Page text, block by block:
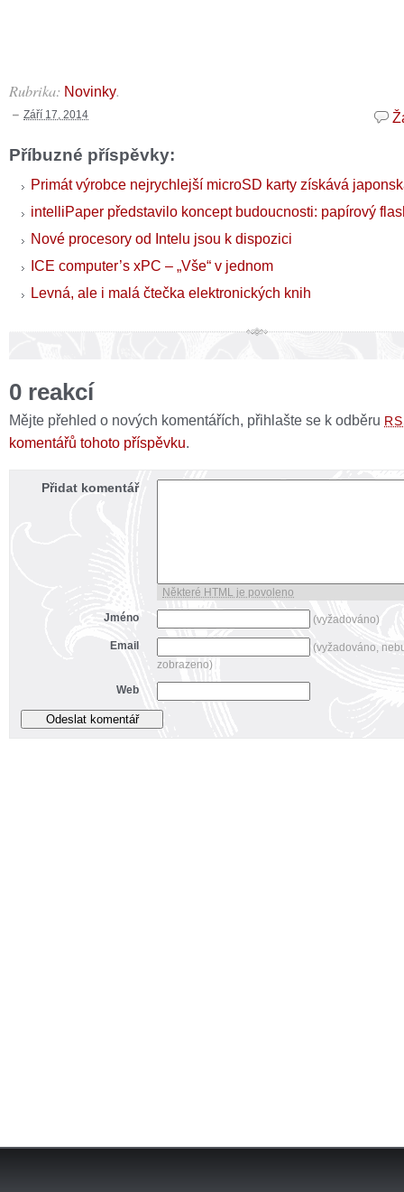
Rubrika: Novinky.
Září 17, 2014
Příbuzné příspěvky:
Primát výrobce nejrychlejší microSD karty získává
intelliPaper představilo koncept budoucnosti: papírový
Nové procesory od Intelu jsou k dispozici
ICE computer’s xPC – „Vše“ v jednom
Levná, ale i malá čtečka elektronických knih
0 reakcí
Mějte přehled o nových komentářích, přihlašte se k odběru
komentářů tohoto příspěvku.
Přidat komentář
Některé HTML je povoleno
Jméno
(vyžadováno)
Email
(vyžadováno,
zobrazeno)
Web